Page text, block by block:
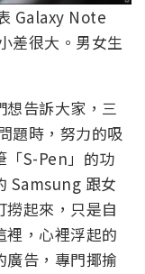
Galaxy Note
差很大。男女生
告訴大家，三
題時，努力的吸
「S-Pen」的功
Samsung 跟女
起來，只是自
，心裡浮起的
廣告，專門揶揄